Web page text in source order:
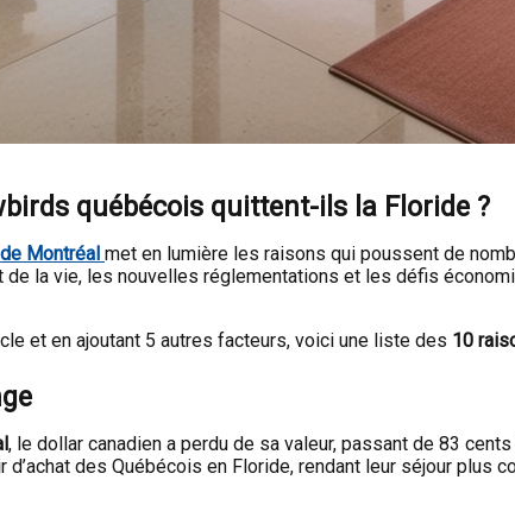
québécois quittent-ils la Floride ?
Montréal met en lumière les raisons qui poussent de
de la vie, les nouvelles réglementations et les défis
et en ajoutant 5 autres facteurs, voici une liste des 10
, le dollar canadien a perdu de sa valeur, passant de 83
des Québécois en Floride, rendant leur séjour plus